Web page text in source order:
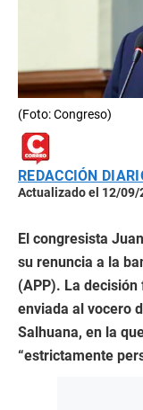
(Foto: Congreso)
REDACCIÓN
Actualizado el 12/09/
El congresista
su renuncia a la
(APP). La
enviada al vocero
Salhuana, en la
“estrictamente